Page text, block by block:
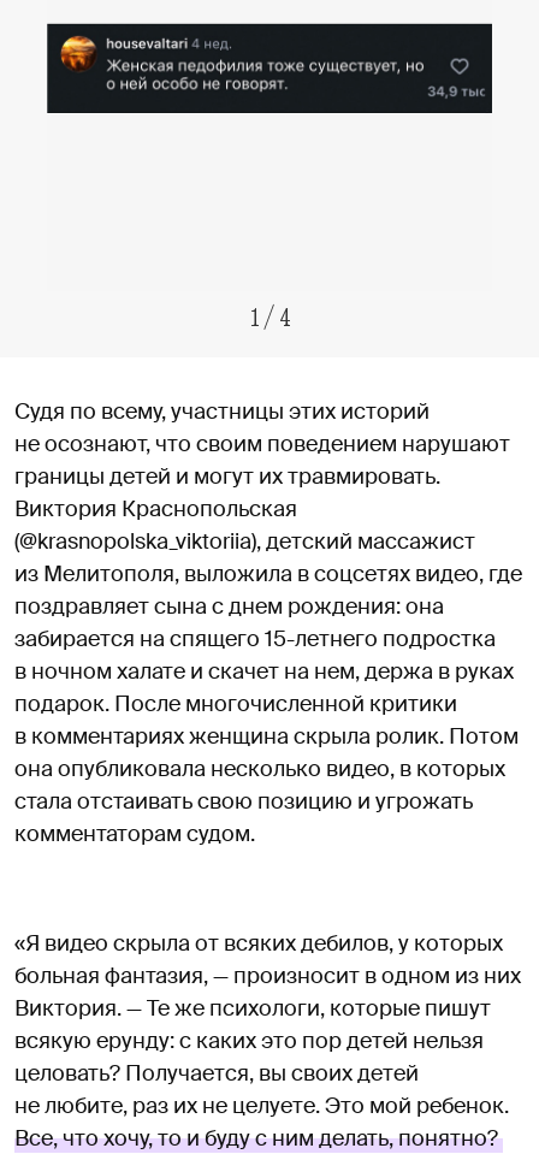
1/4
Судя по всему, участницы этих историй
не осознают, что своим поведением нарушают
границы детей и могут их травмировать.
Виктория Краснопольская
(@krasnopolska_viktoriia), детский массажист
из Мелитополя, выложила в соцсетях видео, где
поздравляет сына с днем рождения: она
забирается на спящего 15-летнего подростка
в ночном халате и скачет на нем, держа в руках
подарок. После многочисленной критики
в комментариях женщина скрыла ролик. Потом
она опубликовала несколько видео, в которых
стала отстаивать свою позицию и угрожать
комментаторам судом.
«Я видео скрыла от всяких дебилов, у которых
больная фантазия, — произносит в одном из них
Виктория. — Те же психологи, которые пишут
всякую ерунду: с каких это пор детей нельзя
целовать? Получается, вы своих детей
не любите, раз их не целуете. Это мой ребенок.
Все, что хочу, то и буду с ним делать, понятно?